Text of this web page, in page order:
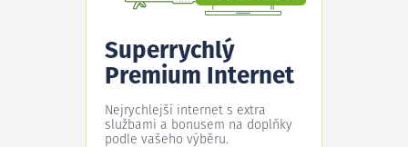
Superrychlý
Premium Internet
Nejrychlejší internet s extra
službami a bonusem na doplňky
podle vašeho výběru.